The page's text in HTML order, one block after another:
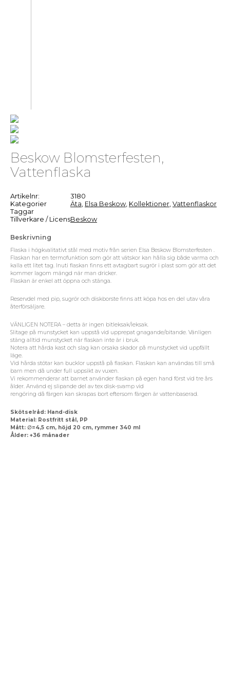
Beskow Blomsterfesten,
Vattenflaska
Artikelnr:
3180
Kategorier
Äta, Elsa Beskow, Kollektioner, Vattenflaskor
Taggar
Tillverkare / LicensBeskow
Beskrivning
Flaska i högkvalitativt stål med motiv från serien Elsa Beskow Blomsterfesten .
Flaskan har en termofunktion som gör att vätskor kan hålla sig både varma och
kalla ett litet tag. Inuti flaskan finns ett avtagbart sugrör i plast som gör att det
kommer lagom mängd när man dricker.
Flaskan är enkel att öppna och stänga.
Reservdel med pip, sugrör och diskborste finns att köpa hos en del utav våra
återförsäljare.
VÄNLIGEN NOTERA – detta är ingen bitleksak/leksak.
Slitage på munstycket kan uppstå vid upprepat gnagande/bitande. Vänligen
stäng alltid munstycket när flaskan inte är i bruk.
Notera att hårda kast och slag kan orsaka skador på munstycket vid uppfällt
läge.
Vid hårda stötar kan bucklor uppstå på flaskan. Flaskan kan användas till små
barn men då under full uppsikt av vuxen.
Vi rekommenderar att barnet använder flaskan på egen hand först vid tre års
ålder. Använd ej slipande del av tex disk-svamp vid
rengöring då färgen kan skrapas bort eftersom färgen är vattenbaserad.
Skötselråd: Hand-disk
Material: Rostfritt stål, PP
Mått: ∅=4,5 cm, höjd 20 cm, rymmer 340 ml
Ålder: +36 månader